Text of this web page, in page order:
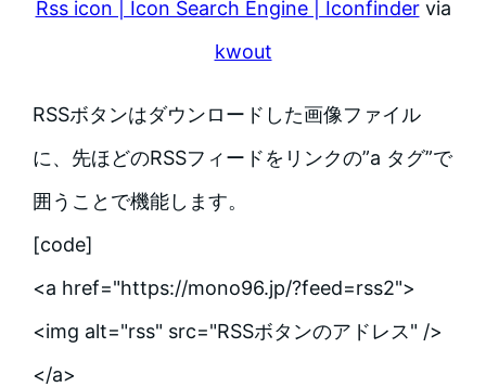
Rss icon | Icon Search Engine | Iconfindervia
kwout
RSSボタンはダウンロードした画像ファイル
に、先ほどのRSSフィードをリンクの”a タグ”で
囲うことで機能します。
[code]
<a href="https://mono96.jp/?feed=rss2">
<img alt="rss" src="RSSボタンのアドレス" />
</a>